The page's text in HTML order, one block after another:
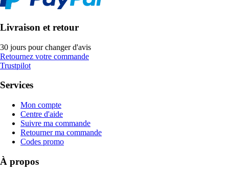
Livraison et retour
30 jours pour changer d'avis
Retournez votre commande
Trustpilot
Services
Mon compte
Centre d'aide
Suivre ma commande
Retourner ma commande
Codes promo
À propos